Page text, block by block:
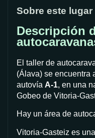
Sobre este lugar
Descripción
El taller de
(Álava) se encuentra
autovía A-1, en una
Gobeo de Vitoria-
Hay un área de
Vitoria-Gasteiz es